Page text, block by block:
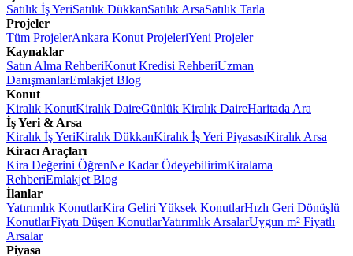
Satılık İş YeriSatılık DükkanSatılık ArsaSatılık Tarla
Projeler
Tüm ProjelerAnkara Konut ProjeleriYeni Projeler
Kaynaklar
Satın Alma RehberiKonut Kredisi RehberiUzman
DanışmanlarEmlakjet Blog
Konut
Kiralık KonutKiralık DaireGünlük Kiralık DaireHaritada Ara
İş Yeri & Arsa
Kiralık İş YeriKiralık DükkanKiralık İş Yeri PiyasasıKiralık Arsa
Kiracı Araçları
Kira Değerini ÖğrenNe Kadar ÖdeyebilirimKiralama
RehberiEmlakjet Blog
İlanlar
Yatırımlık KonutlarKira Geliri Yüksek KonutlarHızlı Geri Dönüşlü
KonutlarFiyatı Düşen KonutlarYatırımlık ArsalarUygun m² Fiyatlı
Arsalar
Piyasa